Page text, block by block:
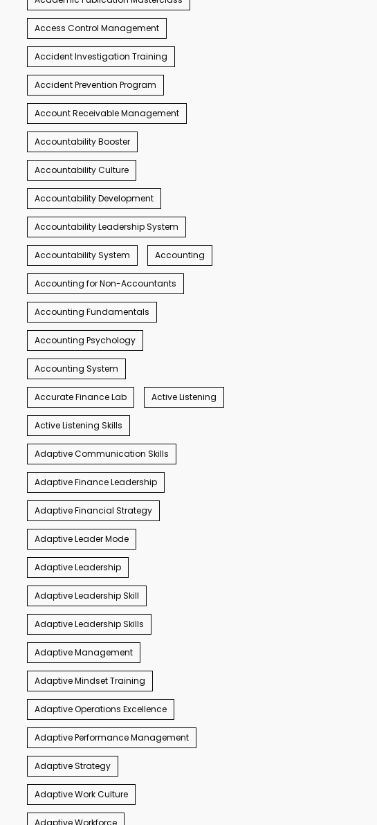
Access Control Management
Accident Investigation Training
Accident Prevention Program
Account Receivable Management
Accountability Booster
Accountability Culture
Accountability Development
Accountability Leadership System
Accountability System Accounting
Accounting for Non-Accountants
Accounting Fundamentals
Accounting Psychology
Accounting System
Accurate Finance Lab Active Listening
Active Listening Skills
Adaptive Communication Skills
Adaptive Finance Leadership
Adaptive Financial Strategy
Adaptive Leader Mode
Adaptive Leadership
Adaptive Leadership Skill
Adaptive Leadership Skills
Adaptive Management
Adaptive Mindset Training
Adaptive Operations Excellence
Adaptive Performance Management
Adaptive Strategy
Adaptive Work Culture